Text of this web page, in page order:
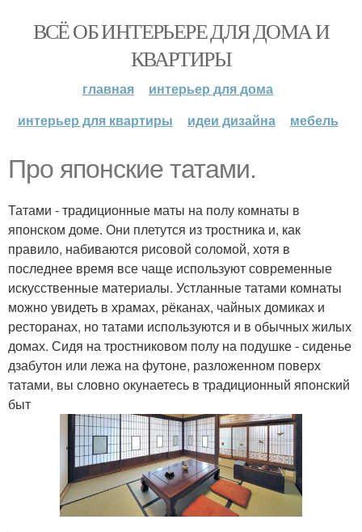
ВСЁ ОБ ИНТЕРЬЕРЕ ДЛЯ ДОМА И
КВАРТИРЫ
главная
интерьер для дома
интерьер для квартиры
идеи дизайна мебель
Про японские татами.
Татами - традиционные маты на полу комнаты в
японском доме. Они плетутся из тростника и, как
правило, набиваются рисовой соломой, хотя в
последнее время все чаще используют современные
искусственные материалы. Устланные татами комнаты
можно увидеть в храмах, рёканах, чайных домиках и
ресторанах, но татами используются и в обычных жилых
домах. Сидя на тростниковом полу на подушке - сиденье
дзабутон или лежа на футоне, разложенном поверх
татами, вы словно окунаетесь в традиционный японский
быт